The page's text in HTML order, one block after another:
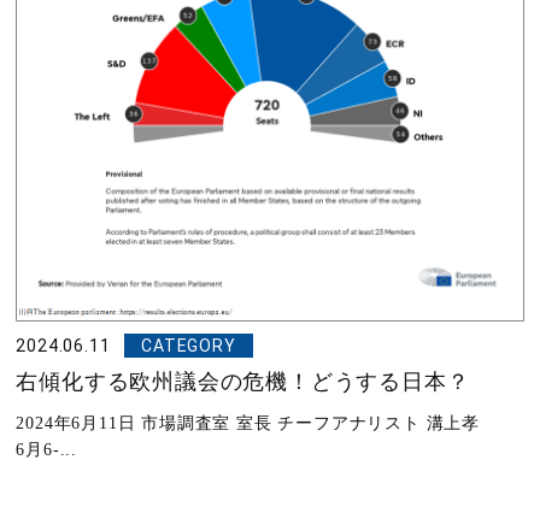
2024.06.11 CATEGORY
右傾化する欧州議会の危機！どうする日本？
2024年6月11日 市場調査室 室長 チーフアナリスト 溝上孝
6月6-...